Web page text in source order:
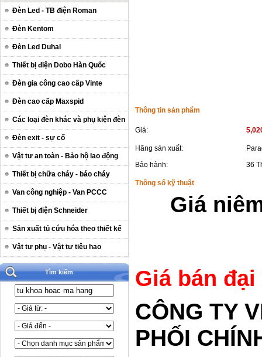
Đèn Led - TB điện Roman
Đèn Kentom
Đèn Led Duhal
Thiết bị điện Dobo Hàn Quốc
Đèn gia công cao cấp Vinte
Đèn cao cấp Maxspid
Các loại đèn khác và phụ kiện đèn
Đèn exit - sự cố
Vật tư an toàn - Bảo hộ lao động
Thiết bị chữa cháy - báo cháy
Van công nghiệp - Van PCCC
Thiết bị điện Schneider
Sản xuất tủ cứu hóa theo thiết kế
Vật tư phụ - Vật tư tiêu hao
Tìm kiếm
Thông tin sản phẩm
Giá:
Hãng sản xuất:
Bảo hành:
36
Thông số kỹ thuật
Giá
Giá bán đại
CÔNG TY
PHỐI